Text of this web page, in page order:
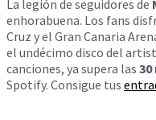
La legión de seguidores de
enhorabuena. Los fans
Cruz y el Gran Canaria
el undécimo disco del
canciones, ya supera las
Spotify. Consigue tus